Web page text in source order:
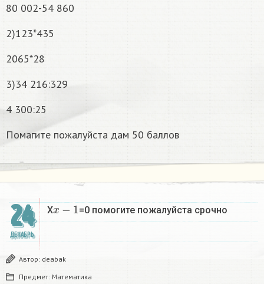
80 002-54 860
2)123*435
2065*28
3)34 216:329
4 300:25
Помагите пожалуйста дам 50 баллов
24
ДЕКАБРЬ
X
x−1
=0 помогите пожалуйста срочно
Автор: deabak
Предмет: Математика